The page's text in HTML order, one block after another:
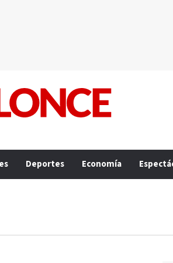
Deportes Economía